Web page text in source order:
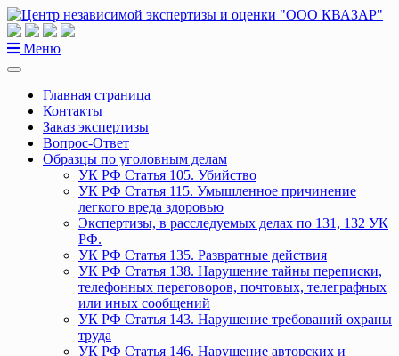
Перейти
к
содержанию
Меню
Главная страница
Контакты
Заказ экспертизы
Вопрос-Ответ
Образцы по уголовным делам
УК РФ Статья 105. Убийство
УК РФ Статья 115. Умышленное причинение
легкого вреда здоровью
Экспертизы, в расследуемых делах по 131, 132 УК
РФ.
УК РФ Статья 135. Развратные действия
УК РФ Статья 138. Нарушение тайны переписки,
телефонных переговоров, почтовых, телеграфных
или иных сообщений
УК РФ Статья 143. Нарушение требований охраны
труда
УК РФ Статья 146. Нарушение авторских и